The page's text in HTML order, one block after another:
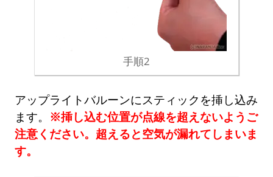
手順2
アップライトバルーンにスティックを挿し込み
ます。 ※挿し込む位置が点線を超えないようご
注意ください。超えると空気が漏れてしまいま
す。